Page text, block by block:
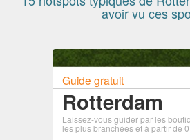
avoir vu ces
Guide gratuit
Rotterdam
Laissez-vous guider par les
les plus branchées et à partir de